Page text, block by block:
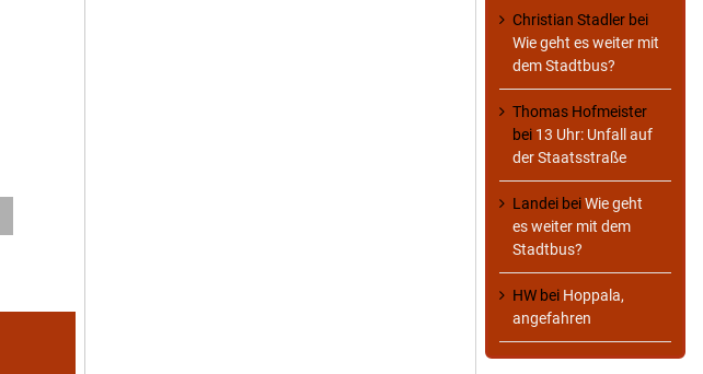
Christian Stadler bei
Wie geht es weiter mit
dem Stadtbus?
Thomas Hofmeister
bei 13 Uhr: Unfall auf
der Staatsstraße
Landei beiWie geht
es weiter mit dem
Stadtbus?
HW bei Hoppala,
angefahren